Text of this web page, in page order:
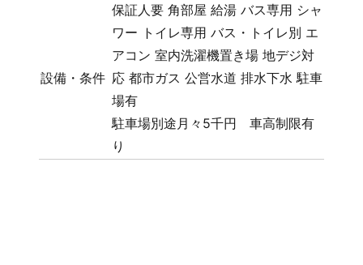
設備・条件
保証人要 角部屋 給湯 バス専用 シャ
ワー トイレ専用 バス・トイレ別 エ
アコン 室内洗濯機置き場 地デジ対
応 都市ガス 公営水道 排水下水 駐車
場有
駐車場別途月々5千円 車高制限有
り